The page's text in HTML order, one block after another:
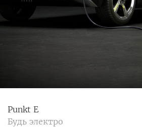
Punkt E
Будь электро